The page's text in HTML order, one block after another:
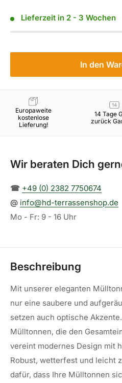
Lieferzeit in 2 - 3 Wochen
In den
Europaweite
kostenlose
Lieferung!
14 Tage
zurück
Wir beraten Dich
☎︎ +49 (0) 2382 7750674
@ info@hd-terrassenshop.de
Mo - Fr: 9 - 16 Uhr
Beschreibung
Mit unserer eleganten
nur eine saubere und
setzen auch optische
Mülltonnen, die den
vereint modernes Design mit
Robust, wetterfest und leicht
dafür, dass Ihre Mülltonnen